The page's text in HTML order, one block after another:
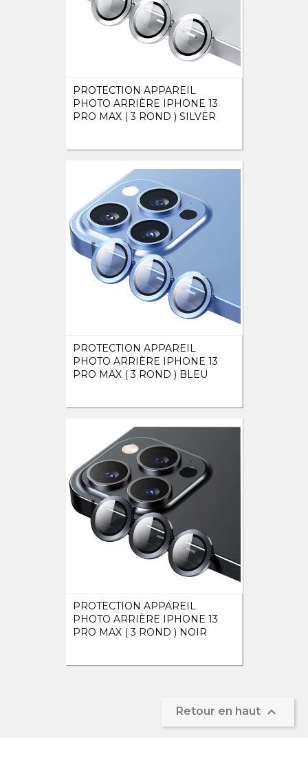
PROTECTION APPAREIL
PHOTO ARRIÈRE IPHONE 13
PRO MAX ( 3 ROND ) SILVER
PROTECTION APPAREIL
PHOTO ARRIÈRE IPHONE 13
PRO MAX ( 3 ROND ) BLEU
PROTECTION APPAREIL
PHOTO ARRIÈRE IPHONE 13
PRO MAX ( 3 ROND ) NOIR
Retour en haut 